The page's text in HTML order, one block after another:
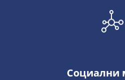
Социални